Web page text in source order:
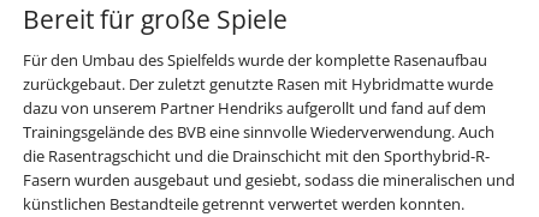
Bereit für große Spiele
Für den Umbau des Spielfelds wurde der komplette Rasenaufbau
zurückgebaut. Der zuletzt genutzte Rasen mit Hybridmatte wurde
dazu von unserem Partner Hendriks aufgerollt und fand auf dem
Trainingsgelände des BVB eine sinnvolle Wiederverwendung. Auch
die Rasentragschicht und die Drainschicht mit den Sporthybrid-R-
Fasern wurden ausgebaut und gesiebt, sodass die mineralischen und
künstlichen Bestandteile getrennt verwertet werden konnten.